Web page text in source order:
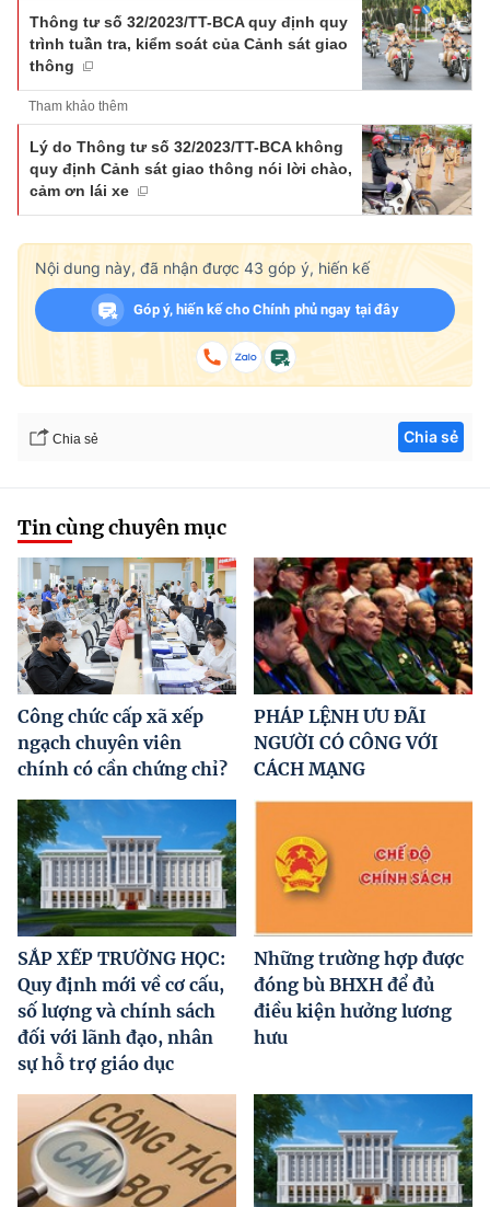
Thông tư số 32/2023/TT-BCA quy định quy
trình tuần tra, kiểm soát của Cảnh sát giao
thông
Tham khảo thêm
Lý do Thông tư số 32/2023/TT-BCA không
quy định Cảnh sát giao thông nói lời chào,
cảm ơn lái xe
Nội dung này, đã nhận được 43 góp ý, hiến kế
Góp ý, hiến kế cho Chính phủ ngay tại đây
Chia sẻ Chia sẻ
Tin cùng chuyên mục
Công chức cấp xã xếp
ngạch chuyên viên
chính có cần chứng chỉ?
PHÁP LỆNH ƯU ĐÃI
NGƯỜI CÓ CÔNG VỚI
CÁCH MẠNG
SẮP XẾP TRƯỜNG HỌC:
Quy định mới về cơ cấu,
số lượng và chính sách
đối với lãnh đạo, nhân
sự hỗ trợ giáo dục
Những trường hợp được
đóng bù BHXH để đủ
điều kiện hưởng lương
hưu